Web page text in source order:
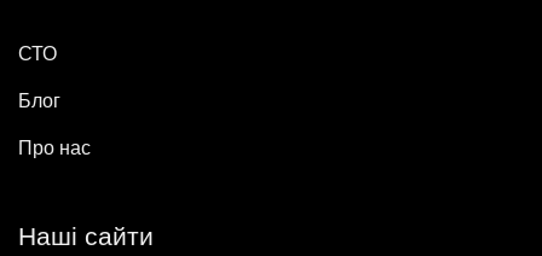
СТО
Блог
Про нас
Наші сайти